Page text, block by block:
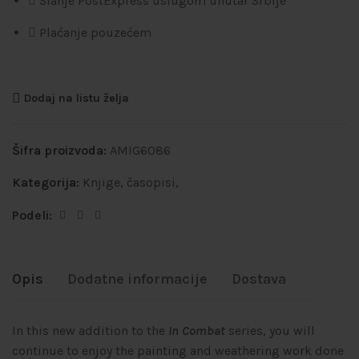
Plaćanje pouzećem
Dodaj na listu želja
Šifra proizvoda: AMIG6086
Kategorija: Knjige, časopisi,
Podeli:
Opis Dodatne informacije Dostava
In this new addition to the In Combat series, you will
continue to enjoy the painting and weathering work done